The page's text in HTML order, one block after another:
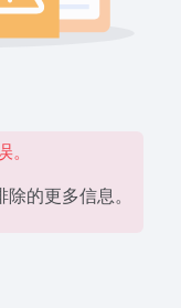
的更多信息。